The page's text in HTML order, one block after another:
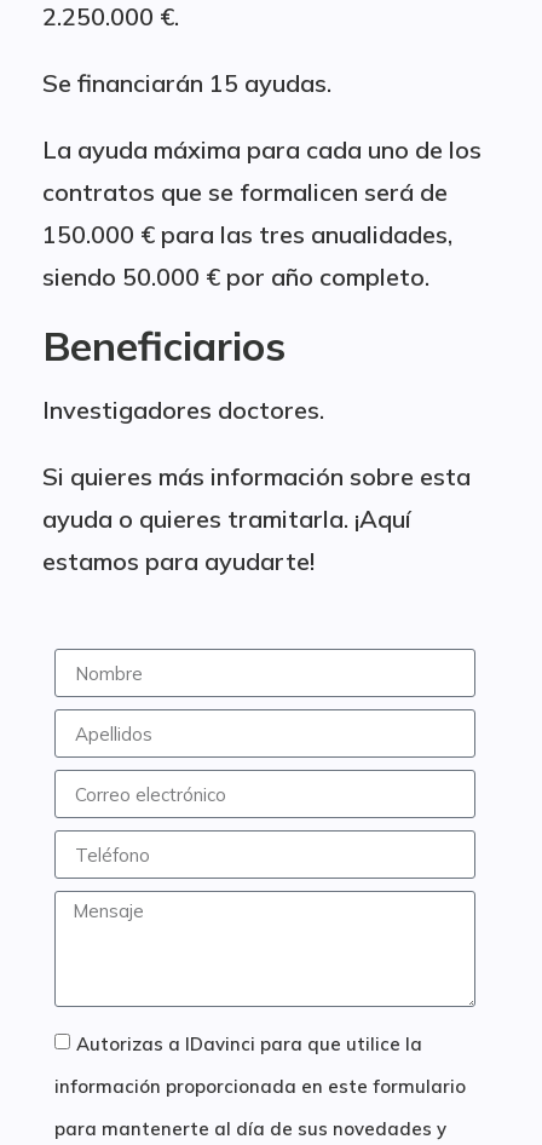
2.250.000 €.
Se financiarán 15 ayudas.
La ayuda máxima para cada uno de los
contratos que se formalicen será de
150.000 € para las tres anualidades,
siendo 50.000 € por año completo.
Beneficiarios
Investigadores doctores.
Si quieres más información sobre esta
ayuda o quieres tramitarla. ¡Aquí
estamos para ayudarte!
Autorizas a IDavinci para que utilice la
información proporcionada en este formulario
para mantenerte al día de sus novedades y